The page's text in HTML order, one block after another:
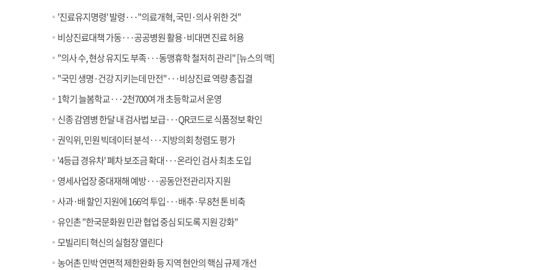
'진료유지명령' 발령···"의료개혁, 국민·의사 위한 것"
비상진료대책 가동···공공병원 활용·비대면 진료 허용
"의사 수, 현상 유지도 부족···동맹휴학 철저히 관리" [뉴스의 맥]
"국민 생명·건강 지키는데 만전"···비상진료 역량 총집결
1학기 늘봄학교···2천700여 개 초등학교서 운영
신종 감염병 한달 내 검사법 보급···QR코드로 식품정보 확인
권익위, 민원 빅데이터 분석···지방의회 청렴도 평가
'4등급 경유차' 폐차 보조금 확대···온라인 검사 최초 도입
영세사업장 중대재해 예방···공동안전관리자 지원
사과·배 할인 지원에 166억 투입···배추·무 8천 톤 비축
유인촌 "한국문화원 민관 협업 중심 되도록 지원 강화"
모빌리티 혁신의 실험장 열린다
농어촌 민박 연면적 제한완화 등 지역 현안의 핵심 규제 개선